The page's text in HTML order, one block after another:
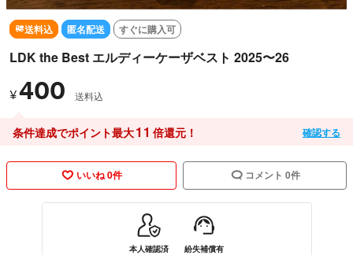
送料込 匿名配送 すぐに購入可
LDK the Best エルディーケーザベスト 2025〜26
¥400 送料込
条件達成でポイント最大11 倍還元！ 確認する
いいね 0件 コメント 0件
本人確認済 紛失補償有